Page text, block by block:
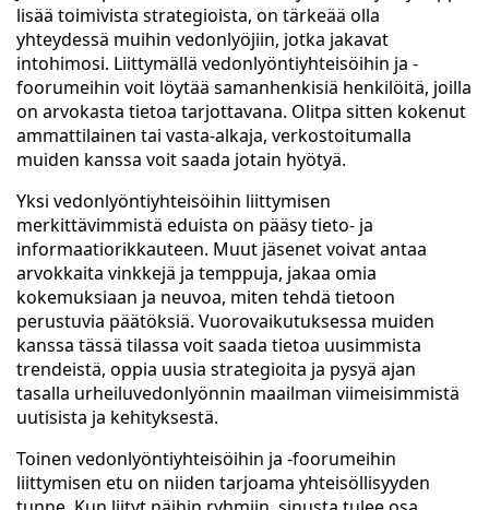
lisää toimivista strategioista, on tärkeää olla
yhteydessä muihin vedonlyöjiin, jotka jakavat
intohimosi. Liittymällä vedonlyöntiyhteisöihin ja -
foorumeihin voit löytää samanhenkisiä henkilöitä, joilla
on arvokasta tietoa tarjottavana. Olitpa sitten kokenut
ammattilainen tai vasta-alkaja, verkostoitumalla
muiden kanssa voit saada jotain hyötyä.
Yksi vedonlyöntiyhteisöihin liittymisen
merkittävimmistä eduista on pääsy tieto- ja
informaatiorikkauteen. Muut jäsenet voivat antaa
arvokkaita vinkkejä ja temppuja, jakaa omia
kokemuksiaan ja neuvoa, miten tehdä tietoon
perustuvia päätöksiä. Vuorovaikutuksessa muiden
kanssa tässä tilassa voit saada tietoa uusimmista
trendeistä, oppia uusia strategioita ja pysyä ajan
tasalla urheiluvedonlyönnin maailman viimeisimmistä
uutisista ja kehityksestä.
Toinen vedonlyöntiyhteisöihin ja -foorumeihin
liittymisen etu on niiden tarjoama yhteisöllisyyden